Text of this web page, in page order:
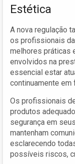
Estética
A nova regulação
os profissionais
melhores práticas
envolvidos na
essencial estar
continuamente em
Os profissionais
produtos
segurança em
mantenham
esclarecendo
possíveis riscos,